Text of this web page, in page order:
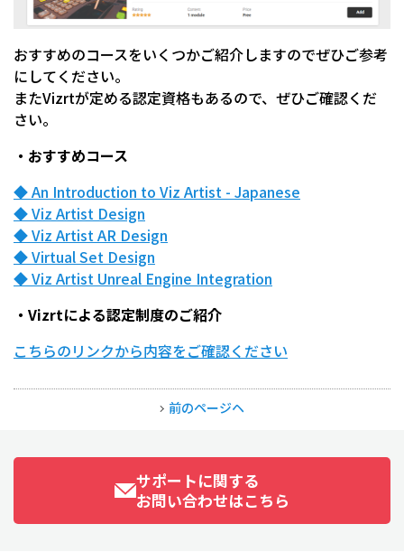
おすすめのコースをいくつかご紹介しますのでぜひご参考
にしてください。
またVizrtが定める認定資格もあるので、ぜひご確認くだ
さい。
・おすすめコース
◆ An Introduction to Viz Artist - Japanese
◆ Viz Artist Design
◆ Viz Artist AR Design
◆ Virtual Set Design
◆ Viz Artist Unreal Engine Integration
・Vizrtによる認定制度のご紹介
こちらのリンクから内容をご確認ください
前のページヘ
サポートに関する
お問い合わせはこちら